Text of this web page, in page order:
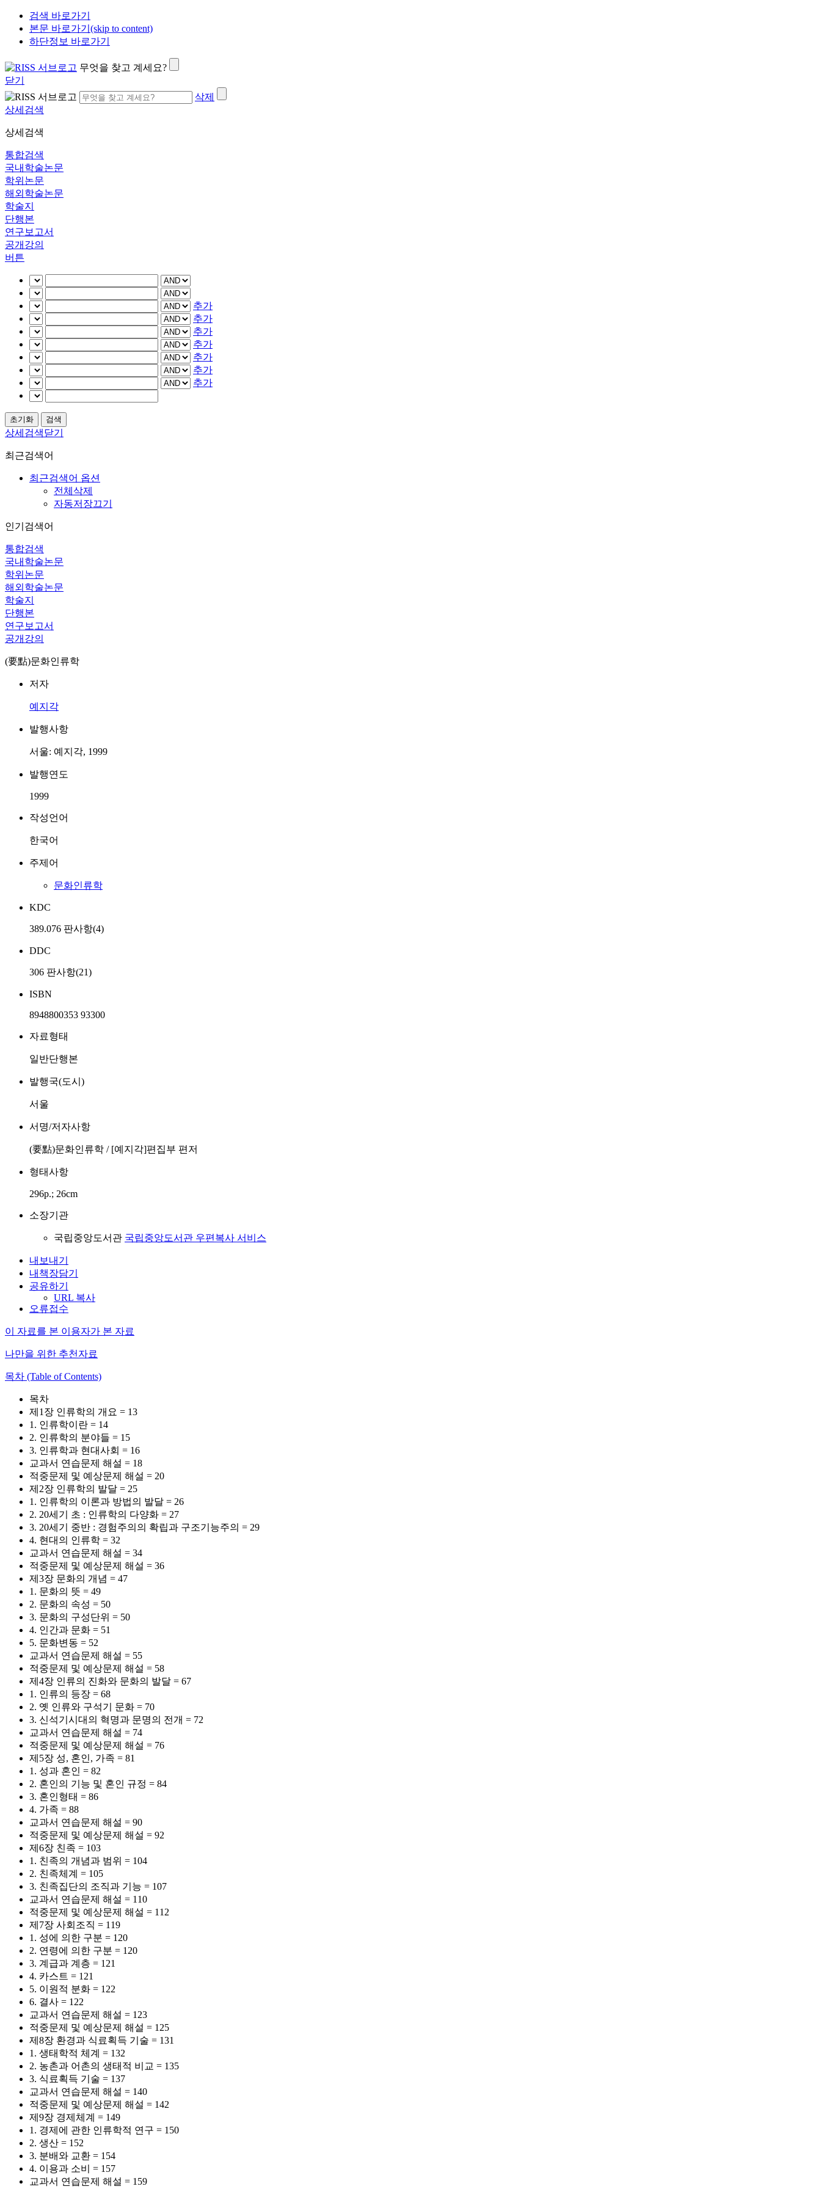
검색 바로가기
본문 바로가기(skip to content)
하단정보 바로가기
무엇을 찾고 계세요?
닫기
삭제
상세검색
상세검색
통합검색
국내학술논문
학위논문
해외학술논문
학술지
단행본
연구보고서
공개강의
버튼
추가
추가
추가
추가
추가
추가
추가
상세검색닫기
최근검색어
최근검색어 옵션
전체삭제
자동저장끄기
인기검색어
통합검색
국내학술논문
학위논문
해외학술논문
학술지
단행본
연구보고서
공개강의
(要點)문화인류학
저자
예지각
발행사항
서울: 예지각, 1999
발행연도
1999
작성언어
한국어
주제어
문화인류학
KDC
389.076 판사항(4)
DDC
306 판사항(21)
ISBN
8948800353 93300
자료형태
일반단행본
발행국(도시)
서울
서명/저자사항
(要點)문화인류학 / [예지각]편집부 편저
형태사항
296p.; 26cm
소장기관
국립중앙도서관 국립중앙도서관 우편복사 서비스
내보내기
내책장담기
공유하기
URL 복사
오류접수
이 자료를 본 이용자가 본 자료
나만을 위한 추천자료
목차 (Table of Contents)
목차
제1장 인류학의 개요 = 13
1. 인류학이란 = 14
2. 인류학의 분야들 = 15
3. 인류학과 현대사회 = 16
교과서 연습문제 해설 = 18
적중문제 및 예상문제 해설 = 20
제2장 인류학의 발달 = 25
1. 인류학의 이론과 방법의 발달 = 26
2. 20세기 초 : 인류학의 다양화 = 27
3. 20세기 중반 : 경험주의의 확립과 구조기능주의 = 29
4. 현대의 인류학 = 32
교과서 연습문제 해설 = 34
적중문제 및 예상문제 해설 = 36
제3장 문화의 개념 = 47
1. 문화의 뜻 = 49
2. 문화의 속성 = 50
3. 문화의 구성단위 = 50
4. 인간과 문화 = 51
5. 문화변동 = 52
교과서 연습문제 해설 = 55
적중문제 및 예상문제 해설 = 58
제4장 인류의 진화와 문화의 발달 = 67
1. 인류의 등장 = 68
2. 옛 인류와 구석기 문화 = 70
3. 신석기시대의 혁명과 문명의 전개 = 72
교과서 연습문제 해설 = 74
적중문제 및 예상문제 해설 = 76
제5장 성, 혼인, 가족 = 81
1. 성과 혼인 = 82
2. 혼인의 기능 및 혼인 규정 = 84
3. 혼인형태 = 86
4. 가족 = 88
교과서 연습문제 해설 = 90
적중문제 및 예상문제 해설 = 92
제6장 친족 = 103
1. 친족의 개념과 범위 = 104
2. 친족체계 = 105
3. 친족집단의 조직과 기능 = 107
교과서 연습문제 해설 = 110
적중문제 및 예상문제 해설 = 112
제7장 사회조직 = 119
1. 성에 의한 구분 = 120
2. 연령에 의한 구분 = 120
3. 계급과 계층 = 121
4. 카스트 = 121
5. 이원적 분화 = 122
6. 결사 = 122
교과서 연습문제 해설 = 123
적중문제 및 예상문제 해설 = 125
제8장 환경과 식료획득 기술 = 131
1. 생태학적 체계 = 132
2. 농촌과 어촌의 생태적 비교 = 135
3. 식료획득 기술 = 137
교과서 연습문제 해설 = 140
적중문제 및 예상문제 해설 = 142
제9장 경제체계 = 149
1. 경제에 관한 인류학적 연구 = 150
2. 생산 = 152
3. 분배와 교환 = 154
4. 이용과 소비 = 157
교과서 연습문제 해설 = 159